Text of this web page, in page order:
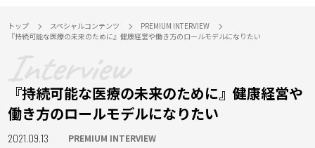
トップ スペシャルコンテンツ
PREMIUM INTERVIEW
『持続可能な医療の未来のために』健康経営や働き方のロールモデルになりたい
『持続可能な医療の未来のために』健康経営や
働き方のロールモデルになりたい
2021.09.13 PREMIUM INTERVIEW